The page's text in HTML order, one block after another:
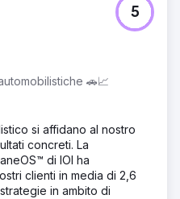
del 312%, il posizionamento
dalla posizione 43
della SEO tecnica e
una crescita organica
agenzia
🚗📈
5
si affidano al nostro
concreti. La
di IOI ha
clienti in media di 2,6
in ambito di